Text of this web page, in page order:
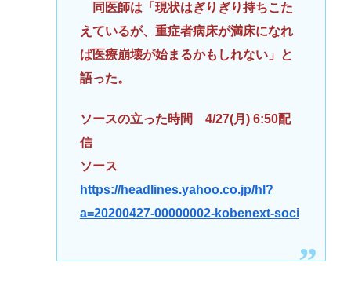
同医師は「現状はぎりぎり持ちこた
えているが、重症者病床が満床になれ
ば医療崩壊が始まるかもしれない」と
語った。
ソースの立った時間 4/27(月) 6:50配
信
ソース
https://headlines.yahoo.co.jp/hl?
a=20200427-00000002-kobenext-soci